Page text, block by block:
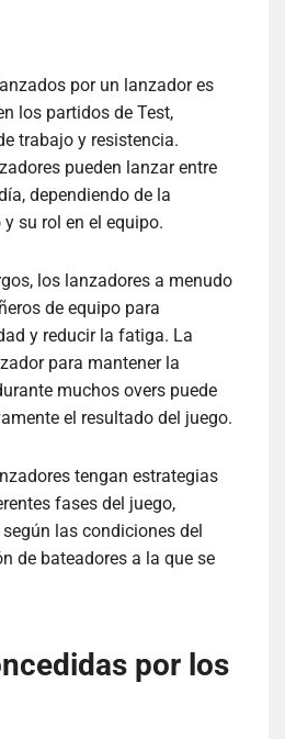
por un lanzador es
los partidos de Test,
trabajo y resistencia.
pueden lanzar entre
dependiendo de la
su rol en el equipo.
los lanzadores a menudo
de equipo para
y reducir la fatiga. La
para mantener la
muchos overs puede
el resultado del juego.
tengan estrategias
fases del juego,
las condiciones del
de bateadores a la que se
por los